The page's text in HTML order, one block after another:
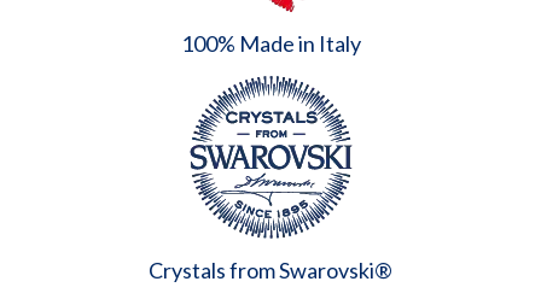
100% Made in Italy
Crystals from Swarovski®